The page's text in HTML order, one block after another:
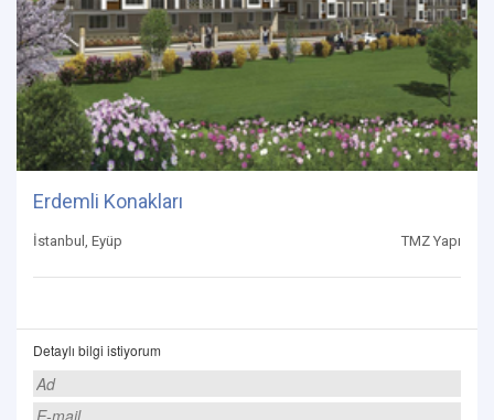
Erdemli Konakları
İstanbul, Eyüp TMZ Yapı
Detaylı bilgi istiyorum